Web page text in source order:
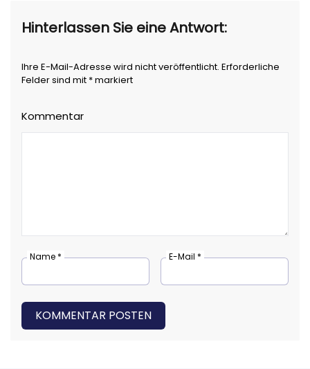
Hinterlassen Sie eine Antwort:
Ihre E-Mail-Adresse wird nicht veröffentlicht. Erforderliche
Felder sind mit * markiert
Kommentar
Name * E-Mail *
KOMMENTAR POSTEN